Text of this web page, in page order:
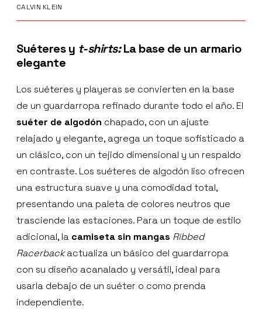
CALVIN KLEIN
Suéteres y t-shirts:La base de un armario
elegante
Los suéteres y playeras se convierten en la base
de un guardarropa refinado durante todo el año. El
suéter de algodón chapado, con un ajuste
relajado y elegante, agrega un toque sofisticado a
un clásico, con un tejido dimensional y un respaldo
en contraste. Los suéteres de algodón liso ofrecen
una estructura suave y una comodidad total,
presentando una paleta de colores neutros que
trasciende las estaciones. Para un toque de estilo
adicional, la camiseta sin mangas Ribbed
Racerbackactualiza un básico del guardarropa
con su diseño acanalado y versátil, ideal para
usarla debajo de un suéter o como prenda
independiente.